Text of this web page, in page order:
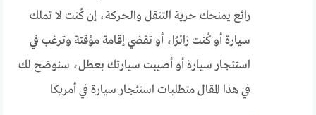
رائع يمنحك حرية التنقل والحركة، إن كُنت لا تملك
سيارة أو كُنت زائرًا، أو تقضي إقامة مؤقتة وترغب في
استئجار سيارة أو أصيبت سيارتك بعطل، سنوضح لك
في هذا المقال متطلبات استئجار سيارة في أمريكا